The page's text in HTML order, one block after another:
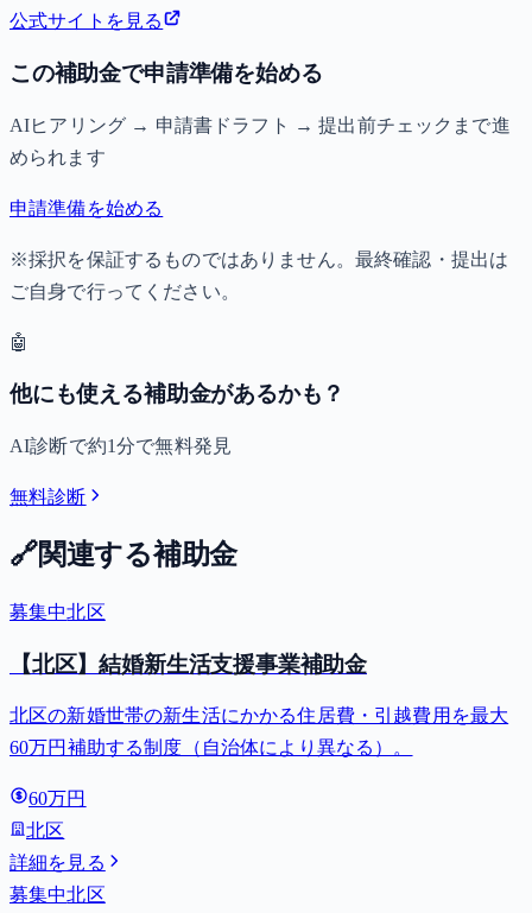
公式サイトを見る
この補助金で申請準備を始める
AIヒアリング → 申請書ドラフト → 提出前チェックまで進
められます
申請準備を始める
※採択を保証するものではありません。最終確認・提出は
ご自身で行ってください。
🤖
他にも使える補助金があるかも？
AI診断で約1分で無料発見
無料診断
🔗関連する補助金
募集中北区
【北区】結婚新生活支援事業補助金
北区の新婚世帯の新生活にかかる住居費・引越費用を最大
60万円補助する制度（自治体により異なる）。
60万円
北区
詳細を見る
募集中北区